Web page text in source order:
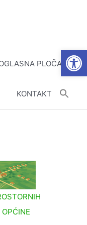
PLOČA
KONTAKT